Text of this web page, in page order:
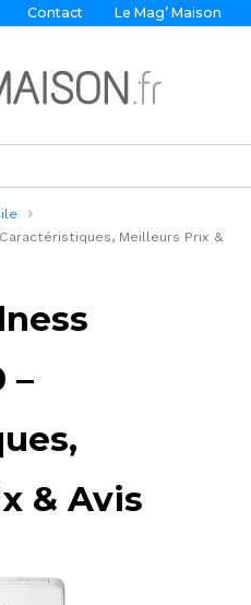
Contact Le Mag’ Maison
Meilleurs Prix &
–
& Avis